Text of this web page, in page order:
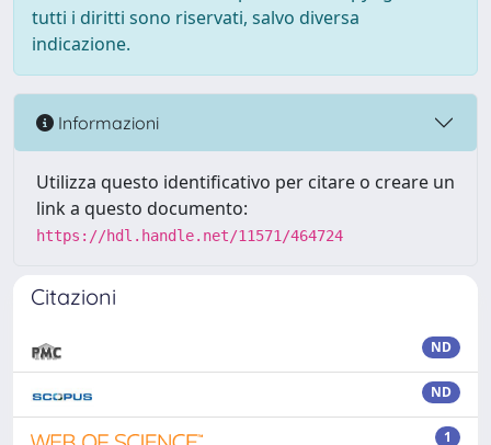
tutti i diritti sono riservati, salvo diversa
indicazione.
Informazioni
Utilizza questo identificativo per citare o creare un
link a questo documento:
https://hdl.handle.net/11571/464724
Citazioni
ND
ND
1